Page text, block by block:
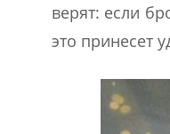
верят: если
это принесет